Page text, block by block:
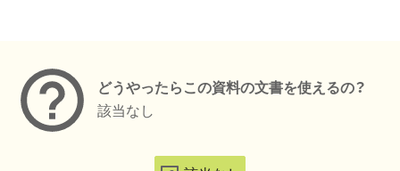
どうやったらこの資料の文書を使えるの？
該当なし